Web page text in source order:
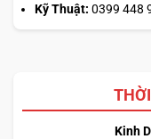
Kỹ Thuật: 0399 448
Kinh